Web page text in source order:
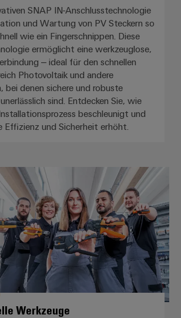
SNAP IN-Anschlusstechnologie
und Wartung von PV Steckern so
wie ein Fingerschnippen. Diese
ermöglicht eine werkzeuglose,
– ideal für den schnellen
Photovoltaik und andere
bei denen sichere und robuste
sind. Entdecken Sie, wie
beschleunigt und
Effizienz und Sicherheit erhöht.
Professionelle Werkzeuge
Werkzeuge